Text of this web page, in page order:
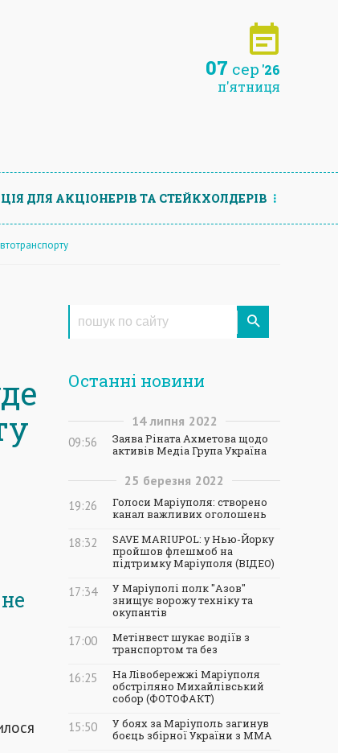
07 сер '26
п'ятниця
ДЛЯ АКЦIОНЕРIВ ТА СТЕЙКХОЛДЕРIВ
Останні новини
14 липня 2022
09:56
Заява Ріната Ахметова щодо
активів Медіа Група Україна
25 березня 2022
19:26
Голоси Маріуполя: створено
канал важливих оголошень
18:32
SAVE MARIUPOL: у Нью-Йорку
пройшов флешмоб на
підтримку Маріуполя (ВІДЕО)
17:34
У Маріуполі полк "Азов"
знищує ворожу техніку та
окупантів
17:00
Метінвест шукає водіїв з
транспортом та без
16:25
На Лівобережжі Маріуполя
обстріляно Михайлівський
собор (ФОТОФАКТ)
15:50
У боях за Маріуполь загинув
боєць збірної України з ММА